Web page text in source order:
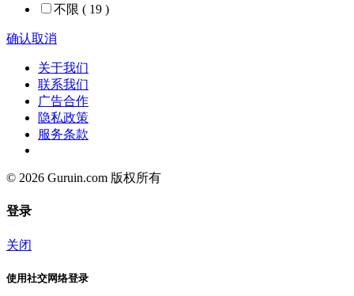
不限 ( 19 )
确认取消
关于我们
联系我们
广告合作
隐私政策
服务条款
© 2026 Guruin.com 版权所有
登录
关闭
使用社交网络登录